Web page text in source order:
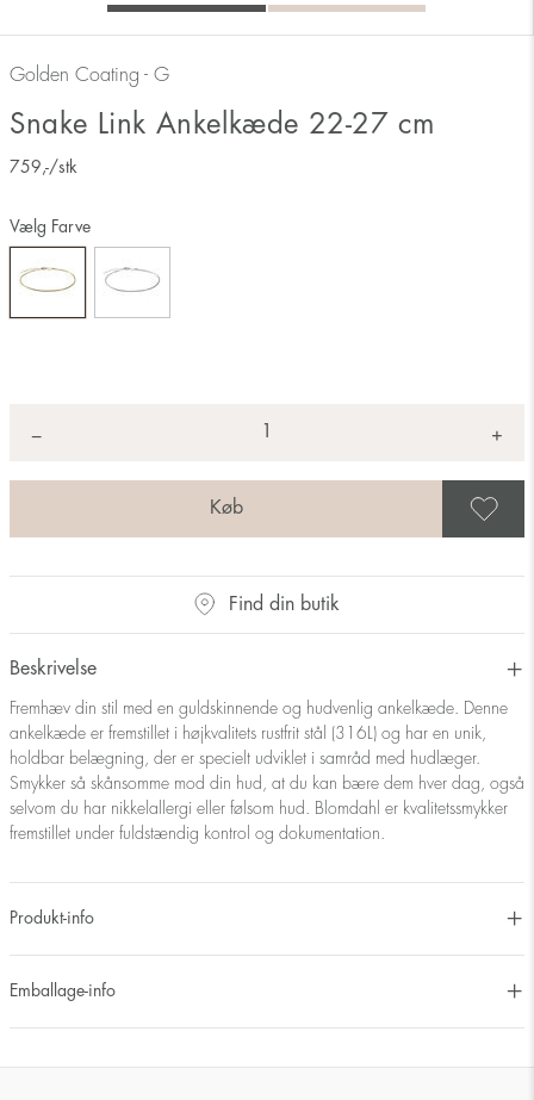
Golden Coating - G
Snake Link Ankelkæde 22-27 cm
759 ,-/stk
Vælg Farve
− +
Find din butik
Beskrivelse
Fremhæv din stil med en guldskinnende og hudvenlig ankelkæde. Denne
ankelkæde er fremstillet i højkvalitets rustfrit stål (316L) og har en unik,
holdbar belægning, der er specielt udviklet i samråd med hudlæger.
Smykker så skånsomme mod din hud, at du kan bære dem hver dag, også
selvom du har nikkelallergi eller følsom hud. Blomdahl er kvalitetssmykker
fremstillet under fuldstændig kontrol og dokumentation.
Produkt-info
Emballage-info